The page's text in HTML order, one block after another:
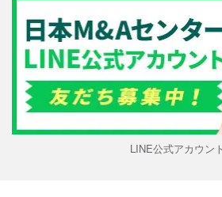
LINE公式アカウント